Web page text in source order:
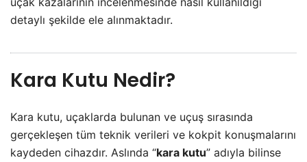
detaylı şekilde ele alınmaktadır.
Kara Kutu Nedir?
Kara kutu, uçaklarda bulunan ve uçuş sırasında
gerçekleşen tüm teknik verileri ve kokpit konuşmalarını
kaydeden cihazdır. Aslında “kara kutu” adıyla bilinse